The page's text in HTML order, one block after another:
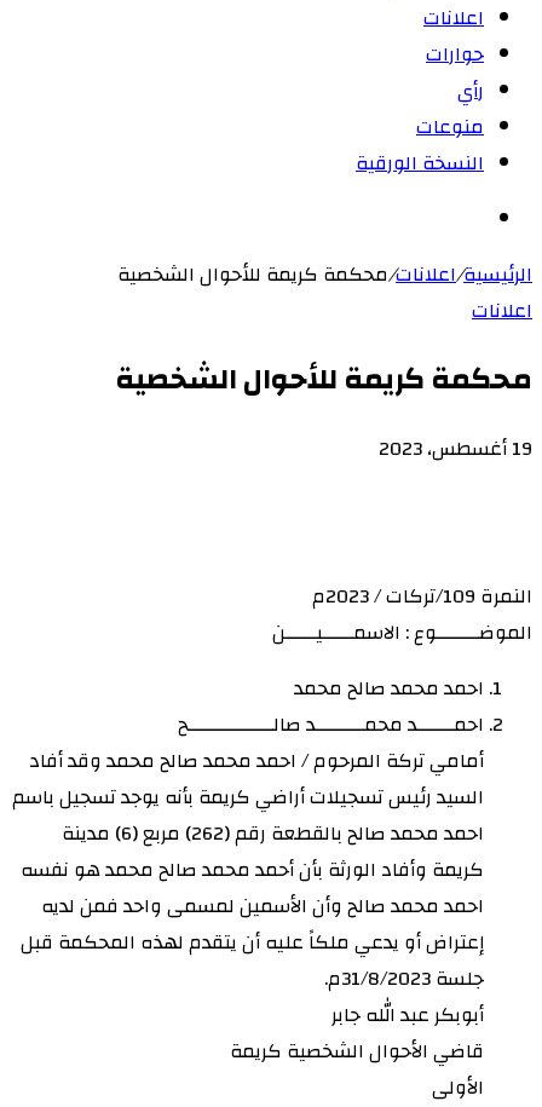
اعلانات
حوارات
رأي
منوعات
النسخة الورقية
الرئيسية/اعلانات/محكمة كريمة للأحوال الشخصية
اعلانات
محكمة كريمة للأحوال الشخصية
19 أغسطس، 2023
النمرة 109/تركات / 2023م
الموضـــــــوع : الاسمـــــيـــــن
احمد محمد صالح محمد
احمــــــد محمــــــــد صالــــــــــــــح
أمامي تركة المرحوم / احمد محمد صالح محمد وقد أفاد
السيد رئيس تسجيلات أراضي كريمة بأنه يوجد تسجيل باسم
احمد محمد صالح بالقطعة رقم (262) مربع (6) مدينة
كريمة وأفاد الورثة بأن أحمد محمد صالح محمد هو نفسه
احمد محمد صالح وأن الأسمين لمسمى واحد فمن لديه
إعتراض أو يدعي ملكاً عليه أن يتقدم لهذه المحكمة قبل
جلسة 31/8/2023م.
أبوبكر عبد الله جابر
قاضي الأحوال الشخصية كريمة
الأولى